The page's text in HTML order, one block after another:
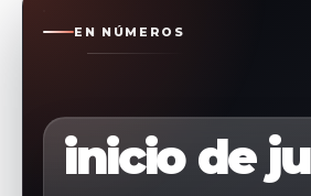
EN NÚMEROS
inicio de